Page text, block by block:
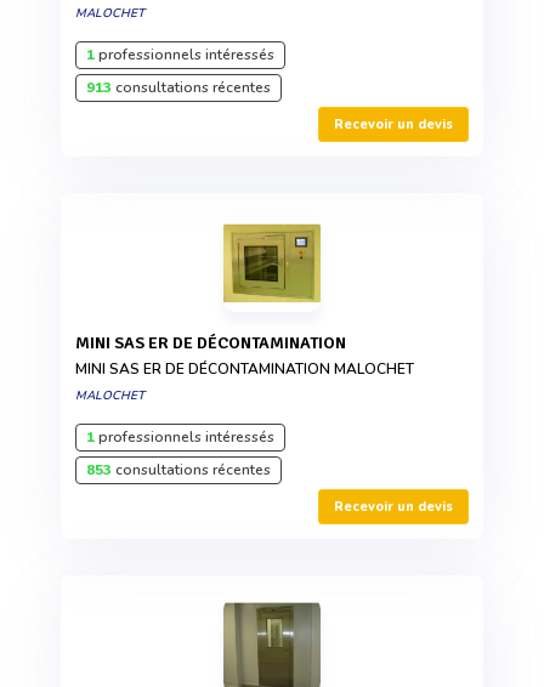
MALOCHET
1professionnels intéressés
913 consultations récentes
Recevoir un devis
MINI SAS ER DE DÉCONTAMINATION
MINI SAS ER DE DÉCONTAMINATION MALOCHET
MALOCHET
1professionnels intéressés
853 consultations récentes
Recevoir un devis